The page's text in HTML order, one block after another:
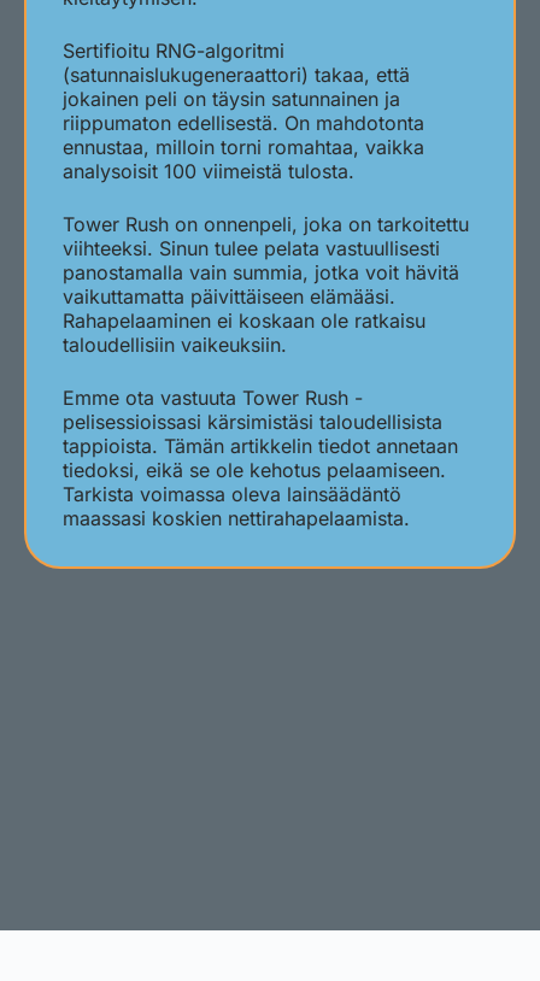
Sertifioitu RNG-algoritmi
(satunnaislukugeneraattori) takaa, että
jokainen peli on täysin satunnainen ja
riippumaton edellisestä. On mahdotonta
ennustaa, milloin torni romahtaa, vaikka
analysoisit 100 viimeistä tulosta.
Tower Rush on onnenpeli, joka on tarkoitettu
viihteeksi. Sinun tulee pelata vastuullisesti
panostamalla vain summia, jotka voit hävitä
vaikuttamatta päivittäiseen elämääsi.
Rahapelaaminen ei koskaan ole ratkaisu
taloudellisiin vaikeuksiin.
Emme ota vastuuta Tower Rush -
pelisessioissasi kärsimistäsi taloudellisista
tappioista. Tämän artikkelin tiedot annetaan
tiedoksi, eikä se ole kehotus pelaamiseen.
Tarkista voimassa oleva lainsäädäntö
maassasi koskien nettirahapelaamista.